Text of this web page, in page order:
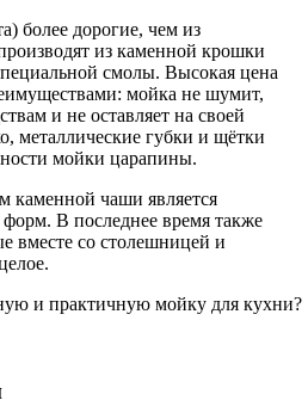
более дорогие, чем из
из каменной крошки
смолы. Высокая цена
мойка не шумит,
и не оставляет на своей
металлические губки и щётки
мойки царапины.
чаши является
В последнее время также
вместе со столешницей и